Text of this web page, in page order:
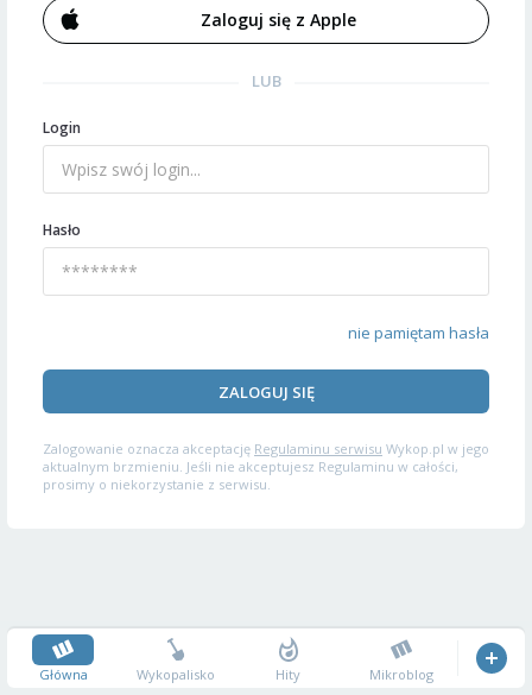
Zaloguj się z Apple
LUB
Login
Hasło
nie pamiętam hasła
ZALOGUJ SIĘ
Zalogowanie oznacza akceptację Regulaminu serwisu Wykop.pl w jego
aktualnym brzmieniu. Jeśli nie akceptujesz Regulaminu w całości,
prosimy o niekorzystanie z serwisu.
Główna Wykopalisko Hity Mikroblog